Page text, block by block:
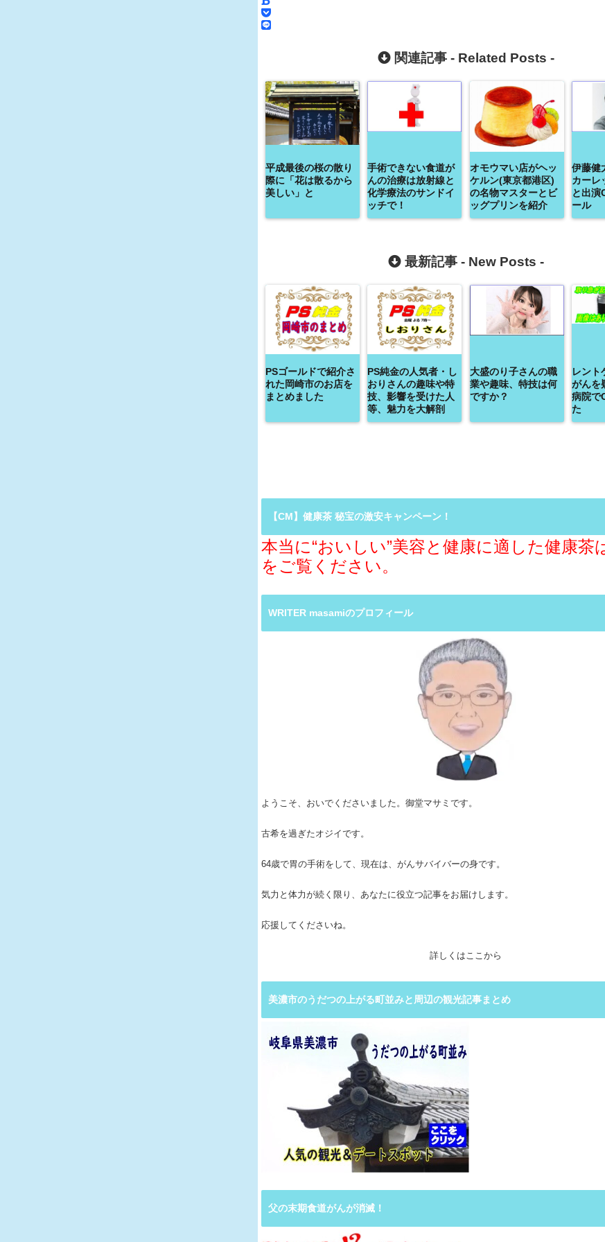
関連記事 - Related Posts -
平成最後の桜の散り
際に「花は散るから
美しい」と
手術できない食道が
んの治療は放射線と
化学療法のサンドイ
ッチで！
オモウマい店がヘッ
ケルン(東京都港区)
の名物マスターとビ
ッグプリンを紹介
伊藤健
カーレ
と出演
ール
最新記事 - New Posts -
PSゴールドで紹介さ
れた岡崎市のお店を
まとめました
PS純金の人気者・し
おりさんの趣味や特
技、影響を受けた人
等、魅力を大解剖
大盛のり子さんの職
業や趣味、特技は何
ですか？
レント
がんを
病院で
た
【CM】健康茶 秘宝の激安キャンペーン！
本当に“おいしい”美容と健康に適した健康茶
をご覧ください。
WRITER masamiのプロフィール
ようこそ、おいでくださいました。御堂マサミです。
古希を過ぎたオジイです。
64歳で胃の手術をして、現在は、がんサバイバーの身です。
気力と体力が続く限り、あなたに役立つ記事をお届けします。
応援してくださいね。
詳しくはここから
美濃市のうだつの上がる町並みと周辺の観光記事まとめ
父の末期食道がんが消滅！